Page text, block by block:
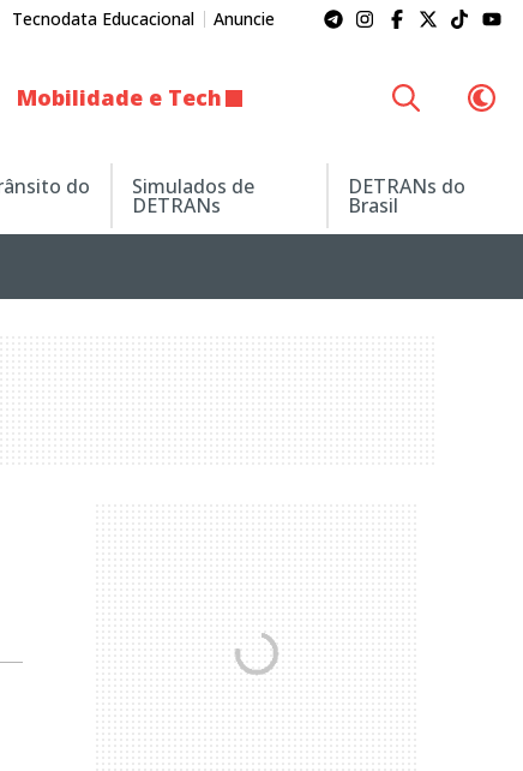
Tecnodata Educacional Anuncie
Mobilidade e Tech
do Simulados de
DETRANs
DETRANs do
Brasil